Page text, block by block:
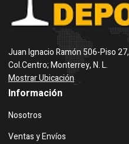
Juan Ignacio Ramón 506-Piso 27,
Col.Centro; Monterrey, N. L.
Mostrar Ubicación
Información
Nosotros
Ventas y Envíos